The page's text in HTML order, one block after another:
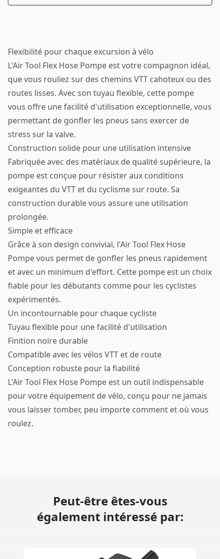
Flexibilité pour chaque excursion à vélo
L'Air Tool Flex Hose Pompe est votre compagnon idéal,
que vous rouliez sur des chemins VTT cahoteux ou des
routes lisses. Avec son tuyau flexible, cette pompe
vous offre une facilité d'utilisation exceptionnelle, vous
permettant de gonfler les pneus sans exercer de
stress sur la valve.
Construction solide pour une utilisation intensive
Fabriquée avec des matériaux de qualité supérieure, la
pompe est conçue pour résister aux conditions
exigeantes du VTT et du cyclisme sur route. Sa
construction durable vous assure une utilisation
prolongée.
Simple et efficace
Grâce à son design convivial, l'Air Tool Flex Hose
Pompe vous permet de gonfler les pneus rapidement
et avec un minimum d'effort. Cette pompe est un choix
fiable pour les débutants comme pour les cyclistes
expérimentés.
Un incontournable pour chaque cycliste
Tuyau flexible pour une facilité d'utilisation
Finition noire durable
Compatible avec les vélos VTT et de route
Conception robuste pour la fiabilité
L'Air Tool Flex Hose Pompe est un outil indispensable
pour votre équipement de vélo, conçu pour ne jamais
vous laisser tomber, peu importe comment et où vous
roulez.
Peut-être êtes-vous
également intéressé par: